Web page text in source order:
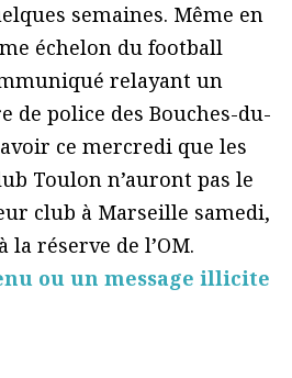
semaines. Même en
échelon du football
relayant un
de police des Bouches-du-
ce mercredi que les
Toulon n’auront pas le
club à Marseille samedi,
la réserve de l’OM.
ou un message illicite